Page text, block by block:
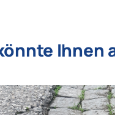
Ihnen